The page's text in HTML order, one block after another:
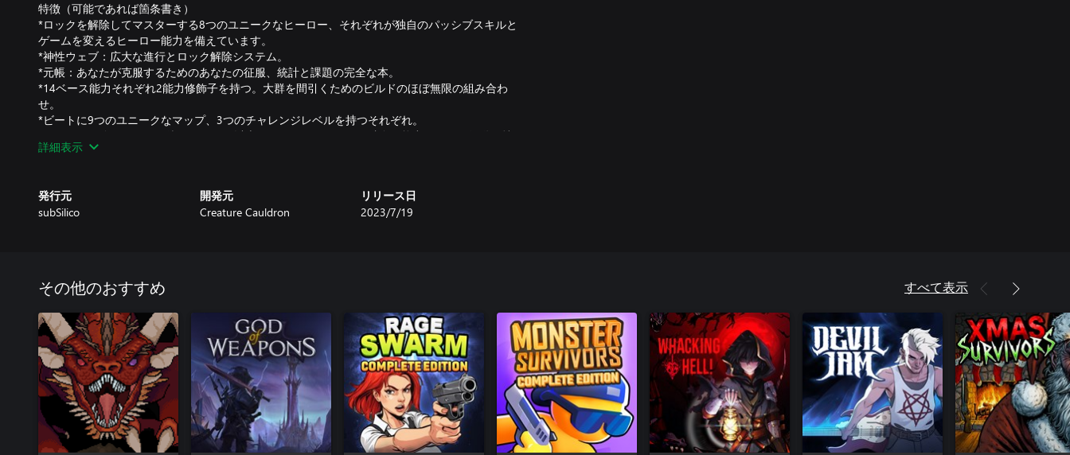
特徴（可能であれば箇条書き）
*ロックを解除してマスターする8つのユニークなヒーロー、それぞれが独自のパッシブスキルと
ゲームを変えるヒーロー能力を備えています。
*神性ウェブ：広大な進行とロック解除システム。
*元帳：あなたが克服するためのあなたの征服、統計と課題の完全な本。
*14ベース能力それぞれ2能力修飾子を持つ。大群を間引くためのビルドのほぼ無限の組み合わ
せ。
*ビートに9つのユニークなマップ、3つのチャレンジレベルを持つそれぞれ。
*ロックが解除されるのを待っている20以上のペット。それぞれが独自の能力、バフ、行動を持
っています。
*パーマデースとオプションのハードコアモード！
詳細表示
発行元
subSilico
開発元
Creature Cauldron
リリース日
2023/7/19
その他のおすすめ すべて表示